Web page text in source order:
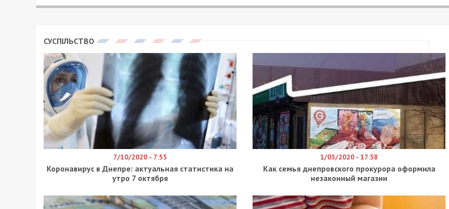
СУСПІЛЬСТВО
7/10/2020 - 7:55
Коронавирус в Днепре: актуальная статистика на
утро 7 октября
1/03/2020 - 17:38
Как семья днепровского прокурора оформила
незаконный магазин